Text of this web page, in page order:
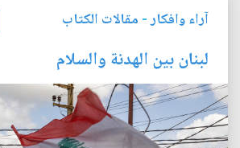
آراء وافكار- مقالات الكتاب
لبنان بين الهدنة والسلام